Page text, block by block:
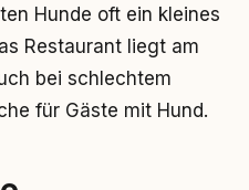
Hunde oft ein kleines
Restaurant liegt am
bei schlechtem
für Gäste mit Hund.